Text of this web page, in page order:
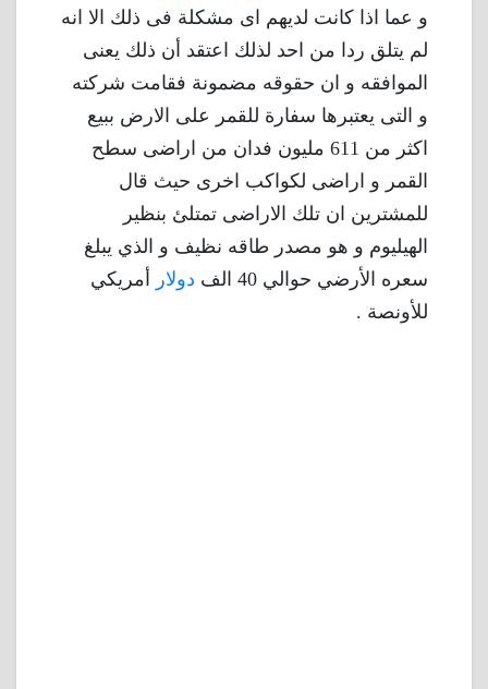
و عما اذا كانت لديهم اى مشكلة فى ذلك الا انه
لم يتلق ردا من احد لذلك اعتقد أن ذلك يعنى
الموافقه و ان حقوقه مضمونة فقامت شركته
و التى يعتبرها سفارة للقمر على الارض ببيع
اكثر من 611 مليون فدان من اراضى سطح
القمر و اراضى لكواكب اخرى حيث قال
للمشترين ان تلك الاراضى تمتلئ بنظير
الهيليوم و هو مصدر طاقه نظيف و الذي يبلغ
سعره الأرضي حوالي 40 الف
دولار أمريكي
للأونصة .